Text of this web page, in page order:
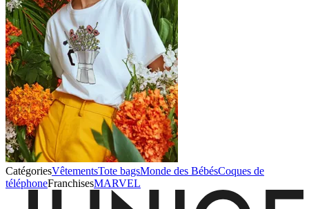
CatégoriesVêtementsTote bagsMonde des BébésCoques de
téléphoneFranchisesMARVEL